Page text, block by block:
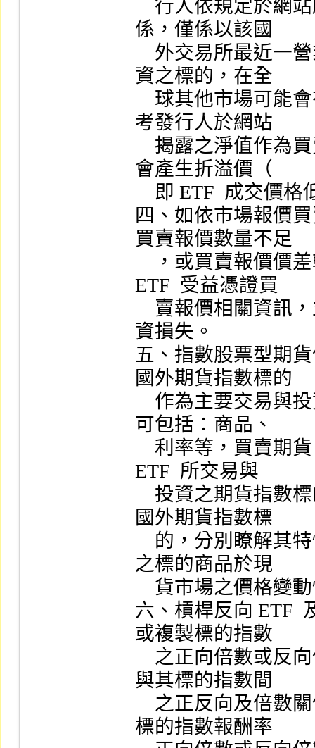
係，僅係以該國
資之標的，在全
考發行人於網站
會產生折溢價（
四、如依市場報價
買賣報價數量不足
ETF  受益憑證買
資損失。
五、指數股票型期
國外期貨指數標的
可包括：商品、
ETF  所交易與
國外期貨指數標
之標的商品於現
六、槓桿反向 ETF
或複製標的指數
與其標的指數間
標的指數報酬率